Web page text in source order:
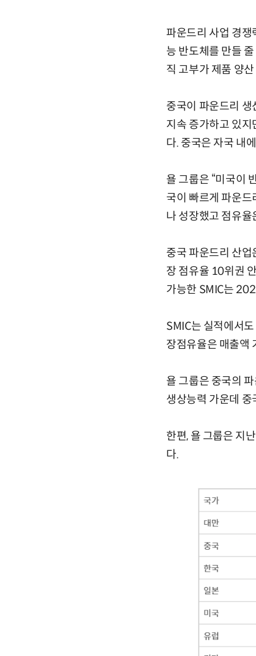
파운드리 사업 경쟁
능 반도체를 만들
직 고부가 제품 양
중국이 파운드리
지속 증가하고 있지
다. 중국은 자국 내
욜 그룹은 “미국이
국이 빠르게 파운드
나 성장했고 점유
중국 파운드리 산업
장 점유율 10위권
가능한 SMIC는
SMIC는 실적에서
장점유율은 매출액
욜 그룹은 중국의
생상능력 가운데
한편, 욜 그룹은 지
다.